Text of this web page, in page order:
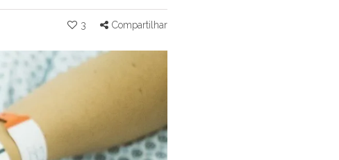
3 Compartilhar